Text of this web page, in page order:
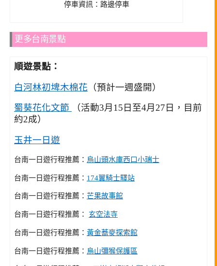
停車資訊：路邊停車
更多台南景點
順遊景點：
白河林初埤木棉花 （預計一週盛開）
蜀葵花化文節
（活動3月15日至4月27日，目前
約2成）
玉井一日遊
台南一日遊行程推薦： 烏山頭水庫西口小瑞士
台南一日遊行程推薦： 174翼騎士驛站
台南一日遊行程推薦： 芒果故事館
台南一日遊行程推薦： 玄空法寺
台南一日遊行程推薦： 黃金蕎麥探索館
台南一日遊行程推薦： 烏山彌猴保護區